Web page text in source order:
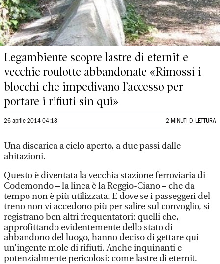
Legambiente scopre lastre di eternit e
vecchie roulotte abbandonate «Rimossi i
blocchi che impedivano l’accesso per
portare i rifiuti sin qui»
26 aprile 2014 04:18 2 MINUTI DI LETTURA
Una discarica a cielo aperto, a due passi dalle
abitazioni.
Questo è diventata la vecchia stazione ferroviaria di
Codemondo – la linea è la Reggio-Ciano – che da
tempo non è più utilizzata. E dove se i passeggeri del
treno non vi accedono più per salire sul convoglio, si
registrano ben altri frequentatori: quelli che,
approfittando evidentemente dello stato di
abbandono del luogo, hanno deciso di gettare qui
un’ingente mole di rifiuti. Anche inquinanti e
potenzialmente pericolosi: come lastre di eternit.